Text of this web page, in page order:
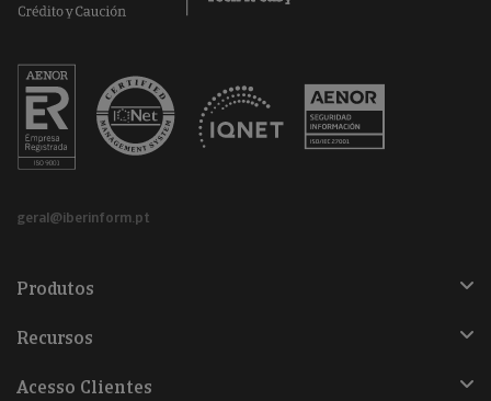
geral@iberinform.pt
Produtos
Recursos
Acesso Clientes